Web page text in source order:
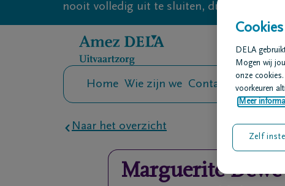
nooit volledig uit te sluiten, dus blijf
Home Wie zijn we Contact Uitvaart
Naar het overzicht
Marguerite
DELA
Mogen wij
onze
voorkeuren
Meer
Zelf